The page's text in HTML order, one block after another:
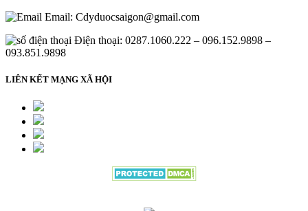
Email: Cdyduocsaigon@gmail.com
Điện thoại: 0287.1060.222 – 096.152.9898 –
093.851.9898
LIÊN KẾT MẠNG XÃ HỘI